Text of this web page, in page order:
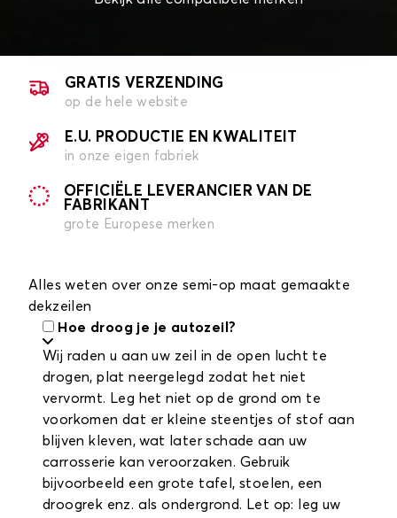
GRATIS VERZENDING
op de hele website
E.U. PRODUCTIE EN KWALITEIT
in onze eigen fabriek
OFFICIËLE LEVERANCIER VAN DE
FABRIKANT
grote Europese merken
Alles weten over onze semi-op maat gemaakte
dekzeilen
Hoe droog je je autozeil?
Wij raden u aan uw zeil in de open lucht te
drogen, plat neergelegd zodat het niet
vervormt. Leg het niet op de grond om te
voorkomen dat er kleine steentjes of stof aan
blijven kleven, wat later schade aan uw
carrosserie kan veroorzaken. Gebruik
bijvoorbeeld een grote tafel, stoelen, een
droogrek enz. als ondergrond. Let op: leg uw